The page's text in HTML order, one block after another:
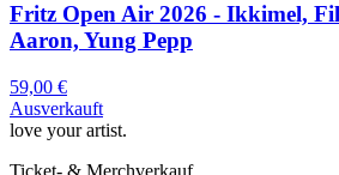
Fritz Open Air 2026 - Ikkimel,
Aaron, Yung Pepp
59,00 €
Ausverkauft
love your artist.
Ticket- & Merchverkauf